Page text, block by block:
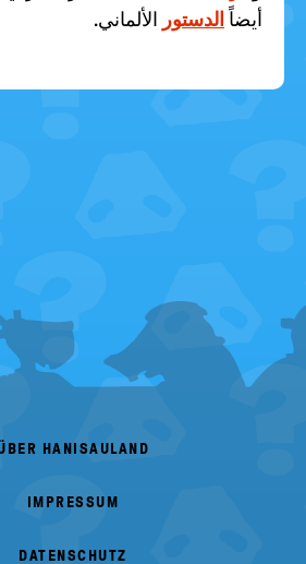
أيضاً الدستور الألماني.
HANISAULAND
IMPRESSUM
DATENSCHUTZ